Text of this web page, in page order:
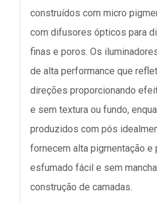
construídos com micro
com difusores ópticos para
finas e poros. Os
de alta performance que
direções proporcionando
e sem textura ou fundo,
produzidos com pós
fornecem alta pigmentação e
esfumado fácil e sem
construção de camadas.